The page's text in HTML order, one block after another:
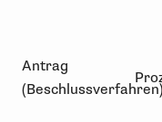
Antrag
(Beschlussverfahren)